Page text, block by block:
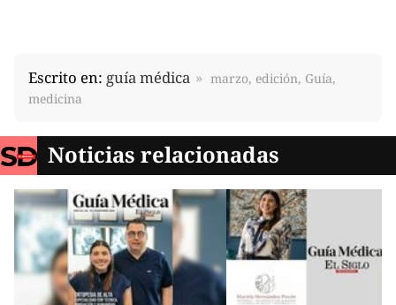
Escrito en: guía médica
marzo, edición, Guía,
medicina
Noticias relacionadas